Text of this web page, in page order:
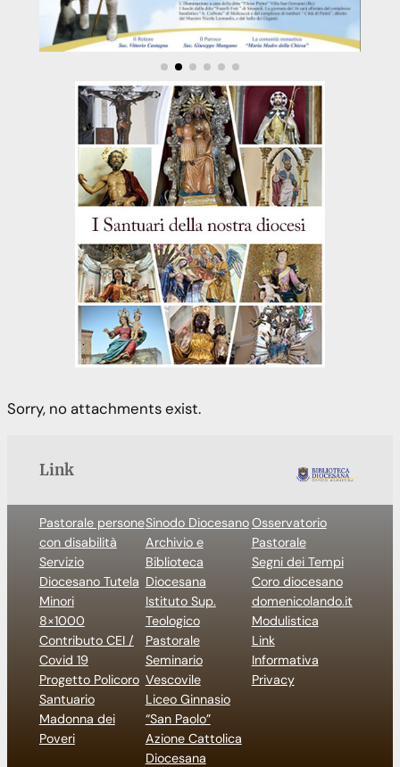
Sorry, no attachments exist.
Link
Pastorale persone
con disabilità
Servizio
Diocesano Tutela
Minori
8×1000
Contributo CEI /
Covid 19
Progetto Policoro
Santuario
Madonna dei
Poveri
Sinodo Diocesano
Archivio e
Biblioteca
Diocesana
Istituto Sup.
Teologico
Pastorale
Seminario
Vescovile
Liceo Ginnasio
“San Paolo”
Azione Cattolica
Diocesana
Osservatorio
Pastorale
Segni dei Tempi
Coro diocesano
domenicolando.it
Modulistica
Link
Informativa
Privacy